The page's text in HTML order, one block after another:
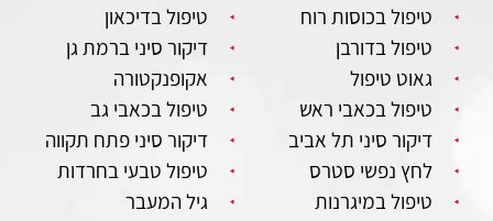
טיפול בכוסות רוח
טיפול בדיכאון
טיפול בדורבן
דיקור סיני ברמת גן
גאוט טיפול
אקופנקטורה
טיפול בכאבי ראש
טיפול בכאבי גב
דיקור סיני תל אביב
דיקור סיני פתח תקווה
לחץ נפשי סטרס
טיפול טבעי בחרדות
טיפול במיגרנות
גיל המעבר